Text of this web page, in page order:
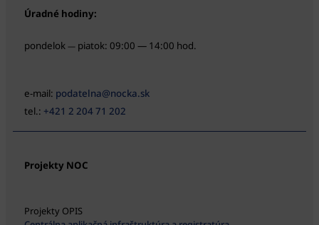
Úradné hodiny:
pondelok — piatok: 09:00 — 14:00 hod.
e-mail: podatelna@nocka.sk
tel.: +421 2 204 71 202
Projekty NOC
Projekty OPIS